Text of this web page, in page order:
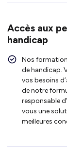
Accès aux
handicap
Nos
de handicap.
vos besoins
de notre
responsable
vous une
meilleures